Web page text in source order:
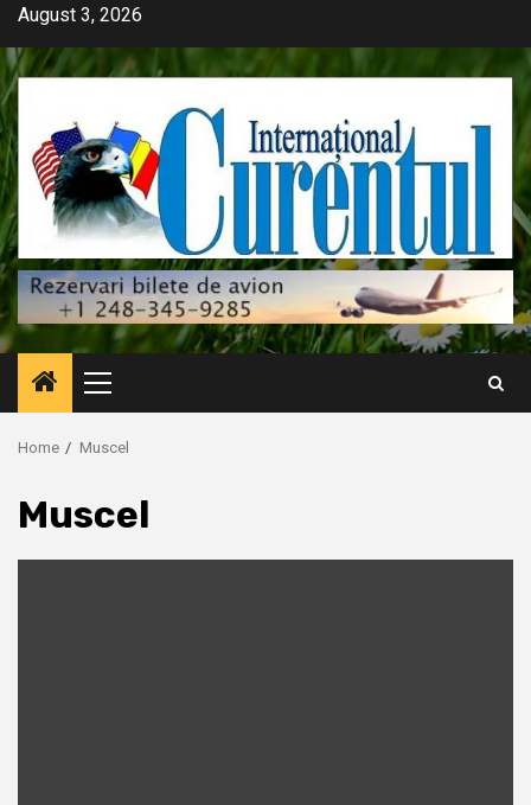
Skip
content
August 3, 2026
Primary
Menu
Home Muscel
Muscel